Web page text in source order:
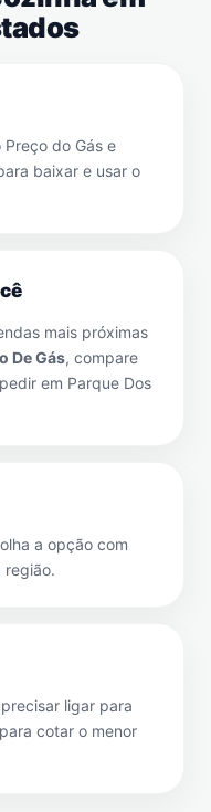
do Gás e
baixar e usar o
mais próximas
De Gás, compare
em Parque Dos
a opção com
região.
ligar para
cotar o menor